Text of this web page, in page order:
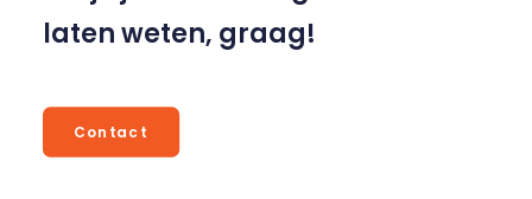
laten weten, graag!
Contact